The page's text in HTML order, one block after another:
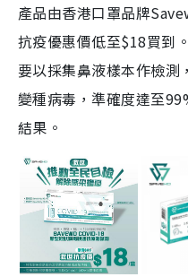
產品由香港口罩品牌
抗疫優惠價低至$18買到
要以採集鼻液樣本作檢
變種病毒，準確度達至
結果。